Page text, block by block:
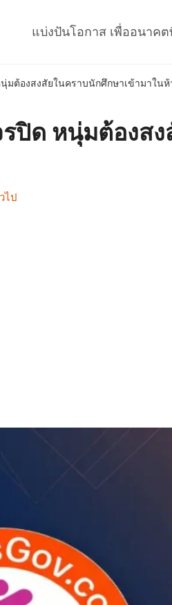
แบ่งปันโอกาส เพื่ออนาค
มต้องสงสัยในคราบนักศึกษาเข้ามาใน
ปิด หนุ่มต้องส
ไป